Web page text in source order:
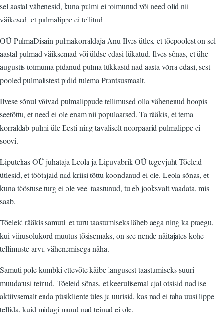
sel aastal vähenesid, kuna pulmi ei toimunud või need olid nii
väikesed, et pulmalippe ei tellitud.
OÜ PulmaDisain pulmakorraldaja Anu Ilves ütles, et tõepoolest on sel
aastal pulmad väiksemad või üldse edasi lükatud. Ilves sõnas, et ühe
augustis toimuma pidanud pulma lükkasid nad aasta võrra edasi, sest
pooled pulmalistest pidid tulema Prantsusmaalt.
Ilvese sõnul võivad pulmalippude tellimused olla vähenenud hoopis
seetõttu, et need ei ole enam nii populaarsed. Ta rääkis, et tema
korraldab pulmi üle Eesti ning tavaliselt noorpaarid pulmalippe ei
soovi.
Liputehas OÜ juhataja Leola ja Lipuvabrik OÜ tegevjuht Tõeleid
ütlesid, et töötajaid nad kriisi tõttu koondanud ei ole. Leola sõnas, et
kuna tööstuse turg ei ole veel taastunud, tuleb jooksvalt vaadata, mis
saab.
Tõeleid rääkis samuti, et turu taastumiseks läheb aega ning ka praegu,
kui viirusolukord muutus tõsisemaks, on see nende näitajates kohe
tellimuste arvu vähenemisega näha.
Samuti pole kumbki ettevõte käibe langusest taastumiseks suuri
muudatusi teinud. Tõeleid sõnas, et keerulisemal ajal otsisid nad ise
aktiivsemalt enda püsikliente üles ja uurisid, kas nad ei taha uusi lippe
tellida, kuid midagi muud nad teinud ei ole.